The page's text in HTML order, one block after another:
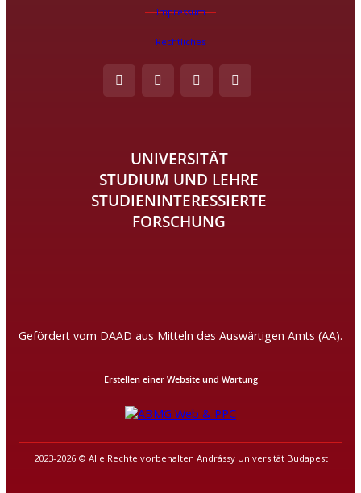
Impressum
Rechtliches
UNIVERSITÄT
STUDIUM UND LEHRE
STUDIENINTERESSIERTE
FORSCHUNG
Gefördert vom DAAD aus Mitteln des Auswärtigen Amts (AA).
2023-2026 © Alle Rechte vorbehalten Andrássy Universität Budapest
Erstellen einer Website und Wartung